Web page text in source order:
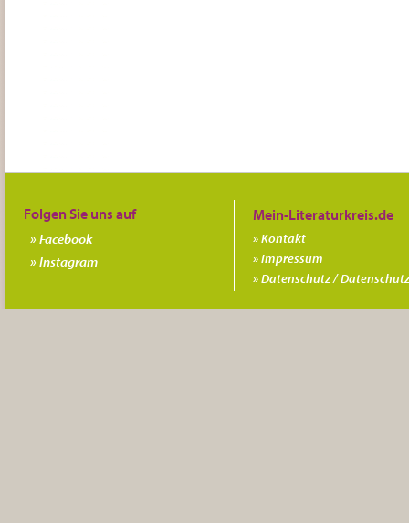
Kontakt
Impressum
Datenschutz /
Folgen Sie uns auf
Facebook
Instagram